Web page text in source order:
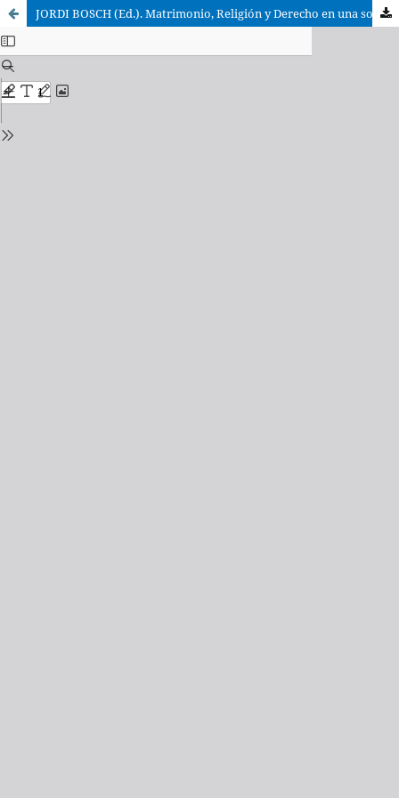
JORDI BOSCH (Ed.). Matrimonio, Religión y Derecho en una sociedad en cambio. Actas de las XXXV Jornadas de Actualidad Canónica, organizadas por la Asociación Española de Canonistas en Madrid, del 8 al 10 de abril de 2015. Ed. Dykinson, Madrid 2015